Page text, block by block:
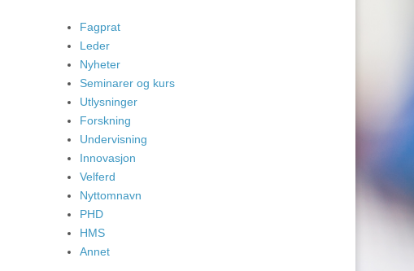
Fagprat
Leder
Nyheter
Seminarer og kurs
Utlysninger
Forskning
Undervisning
Innovasjon
Velferd
Nyttomnavn
PHD
HMS
Annet